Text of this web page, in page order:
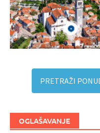
PRETRAŽI
OGLAŠAVANJE